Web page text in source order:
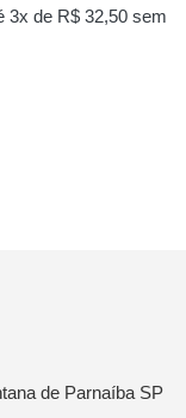
3x de R$32,50sem
de Parnaíba SP